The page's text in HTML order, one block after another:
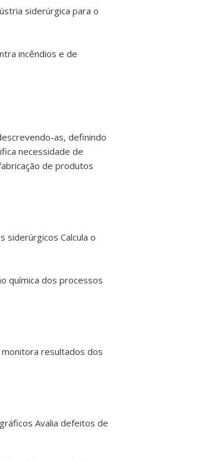
siderúrgica para o
incêndios e de
as, definindo
necessidade de
de produtos
siderúrgicos Calcula o
química dos processos
resultados dos
Avalia defeitos de